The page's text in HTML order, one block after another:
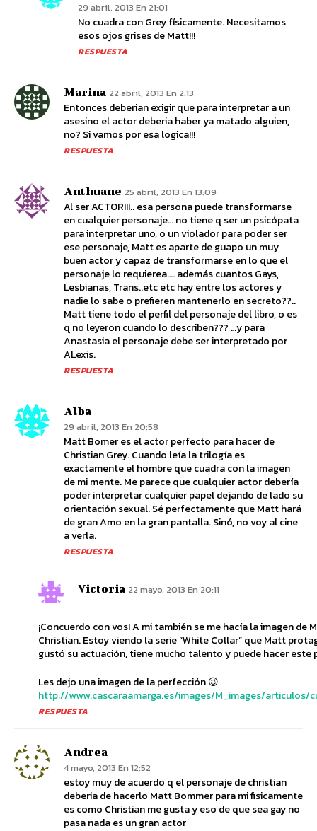
29 abril, 2013 En 21:01
No cuadra con Grey físicamente. Necesitamos
esos ojos grises de Matt!!!
RESPUESTA
Marina 22 abril, 2013 En 2:13
Entonces deberian exigir que para interpretar a un
asesino el actor deberia haber ya matado alguien,
no? Si vamos por esa logica!!!
RESPUESTA
Anthuane 25 abril, 2013 En 13:09
Al ser ACTOR!!!.. esa persona puede transformarse
en cualquier personaje… no tiene q ser un psicópata
para interpretar uno, o un violador para poder ser
ese personaje, Matt es aparte de guapo un muy
buen actor y capaz de transformarse en lo que el
personaje lo requierea…. además cuantos Gays,
Lesbianas, Trans..etc etc hay entre los actores y
nadie lo sabe o prefieren mantenerlo en secreto??..
Matt tiene todo el perfil del personaje del libro, o es
q no leyeron cuando lo describen??? …y para
Anastasia el personaje debe ser interpretado por
ALexis.
RESPUESTA
Alba
29 abril, 2013 En 20:58
Matt Bomer es el actor perfecto para hacer de
Christian Grey. Cuando leía la trilogía es
exactamente el hombre que cuadra con la imagen
de mi mente. Me parece que cualquier actor debería
poder interpretar cualquier papel dejando de lado su
orientación sexual. Sé perfectamente que Matt hará
de gran Amo en la gran pantalla. Sinó, no voy al cine
a verla.
RESPUESTA
Victoria 22 mayo, 2013 En 20:11
¡Concuerdo con vos! A mi también se me hacía la imagen de
Christian. Estoy viendo la serie “White Collar” que Matt
gustó su actuación, tiene mucho talento y puede hacer este
Les dejo una imagen de la perfección 😉
http://www.cascaraamarga.es/images/M_images/articulos/
RESPUESTA
Andrea
4 mayo, 2013 En 12:52
estoy muy de acuerdo q el personaje de christian
deberia de hacerlo Matt Bommer para mi fisicamente
es como Christian me gusta y eso de que sea gay no
pasa nada es un gran actor